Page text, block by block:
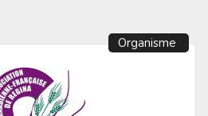
Organisme